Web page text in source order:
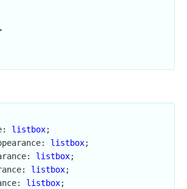
listbox;
listbox;
listbox;
listbox;
listbox;